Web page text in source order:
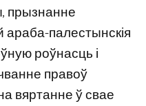
прызнанне
палестынскія
роўнасць і
правоў
вяртанне ў свае